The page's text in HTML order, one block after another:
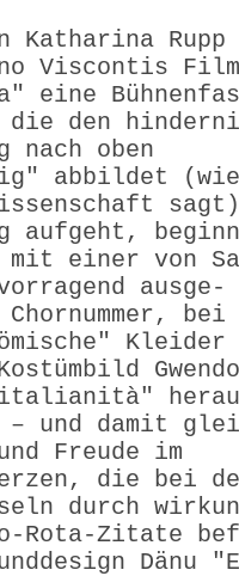
Katharina Rupp
Viscontis Film
eine
die den
nach oben
abbildet
aufgeht,
mit einer von
ausge­
bei
Kleider
– und damit
Freude im
die bei
durch
Rota-Zitate
Dänu